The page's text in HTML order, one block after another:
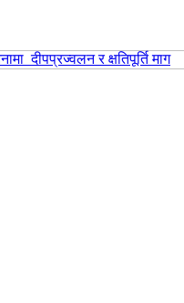
दीपप्रज्वलन र क्षतिपूर्ति माग